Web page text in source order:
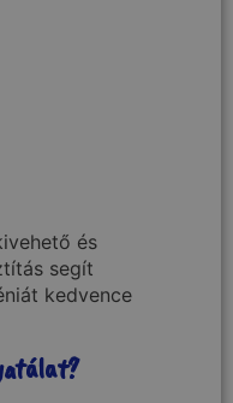
és
segít
kedvence